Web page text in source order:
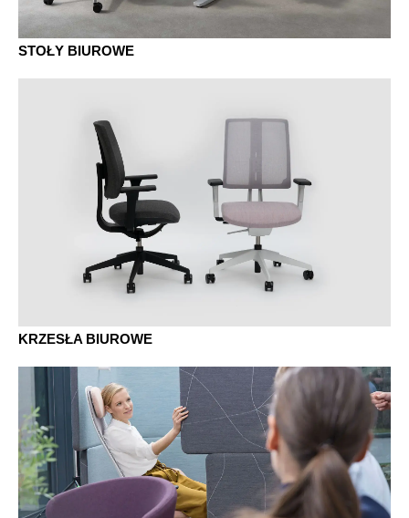
STOŁY BIUROWE
KRZESŁA BIUROWE